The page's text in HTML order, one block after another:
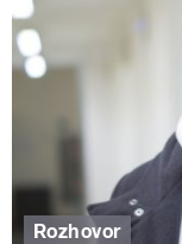
Rozhovor